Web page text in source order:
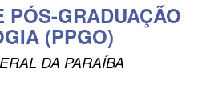
PÓS-GRADUAÇÃO
(PPGO)
DA PARAÍBA